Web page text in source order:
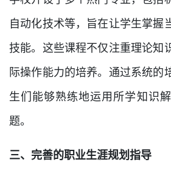
自动化技术等，旨在让学生掌握
技能。这些课程不仅注重理论知
际操作能力的培养。通过系统的
生们能够熟练地运用所学知识
题。
三、完善的职业生涯规划指导